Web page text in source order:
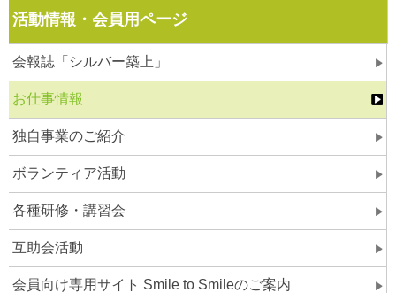
活動情報・会員用ページ
会報誌「シルバー築上」
お仕事情報
独自事業のご紹介
ボランティア活動
各種研修・講習会
互助会活動
会員向け専用サイト Smile to Smileのご案内